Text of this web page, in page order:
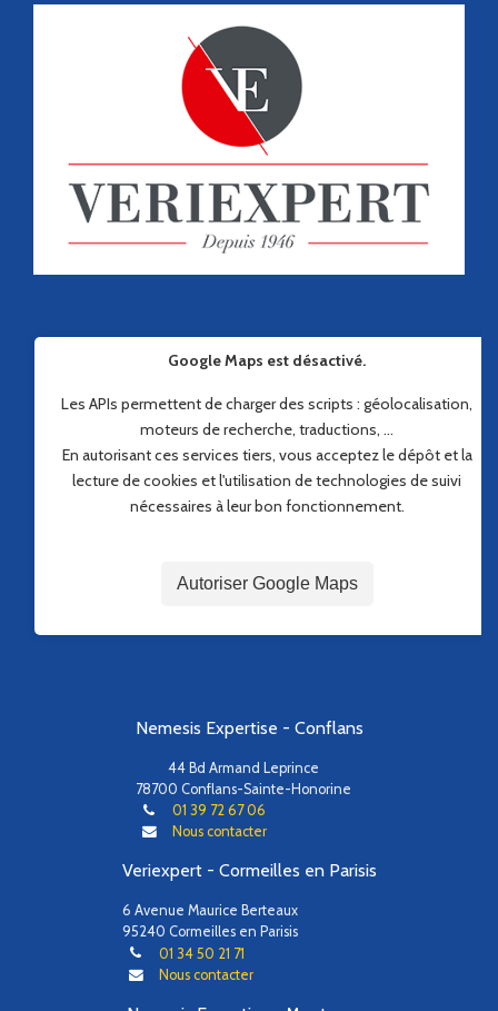
Google Maps est désactivé.
Les APIs permettent de charger des scripts : géolocalisation,
moteurs de recherche, traductions, ...
En autorisant ces services tiers, vous acceptez le dépôt et la
lecture de cookies et l'utilisation de technologies de suivi
nécessaires à leur bon fonctionnement.
Autoriser Google Maps
Nemesis Expertise - Conflans
44 Bd Armand Leprince
78700 Conflans-Sainte-Honorine
01 39 72 67 06
Nous contacter
Veriexpert - Cormeilles en Parisis
6 Avenue Maurice Berteaux
95240 Cormeilles en Parisis
01 34 50 21 71
Nous contacter